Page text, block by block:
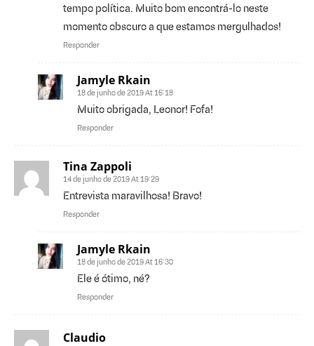
tempo política. Muito bom encontrá-lo neste
momento obscuro a que estamos mergulhados!
Responder
Jamyle Rkain
18 de junho de 2019 At 16:18
Muito obrigada, Leonor! Fofa!
Responder
Tina Zappoli
14 de junho de 2019 At 19:29
Entrevista maravilhosa! Bravo!
Responder
Jamyle Rkain
18 de junho de 2019 At 16:30
Ele é ótimo, né?
Responder
Claudio